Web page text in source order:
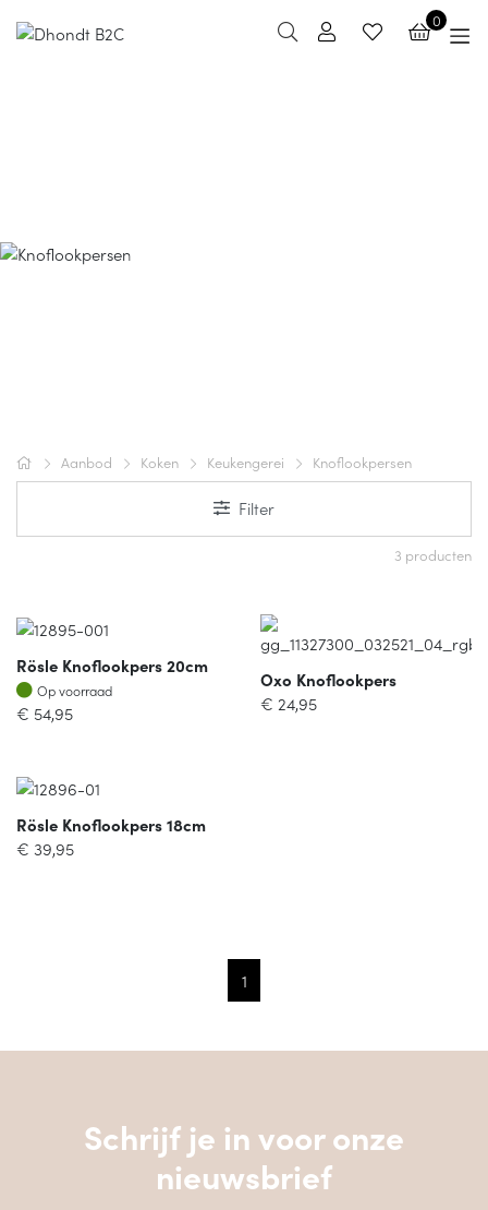
0
Knoflookpersen
Aanbod Koken Keukengerei Knoflookpersen
Filter
3 producten
Rösle Knoflookpers 20cm
Op voorraad
Op voorraad
€ 54,95
Oxo Knoflookpers
€ 24,95
Rösle Knoflookpers 18cm
€ 39,95
1
Schrijf je in voor onze
nieuwsbrief